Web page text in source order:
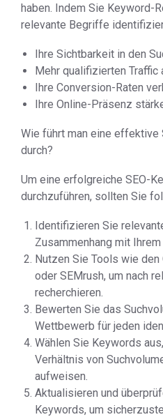
haben. Indem Sie Keyword-
relevante Begriffe
Ihre Sichtbarkeit in den
Mehr qualifizierten Traffic
Ihre Conversion-Raten
Ihre Online-Präsenz
Wie führt man eine effektive
durch?
Um eine erfolgreiche SEO-
durchzuführen, sollten Sie
Identifizieren Sie
Zusammenhang mit Ihrem
Nutzen Sie Tools wie
oder SEMrush, um nach
recherchieren.
Bewerten Sie das
Wettbewerb für jeden
Wählen Sie Keywords
Verhältnis von
aufweisen.
Aktualisieren und
Keywords, um